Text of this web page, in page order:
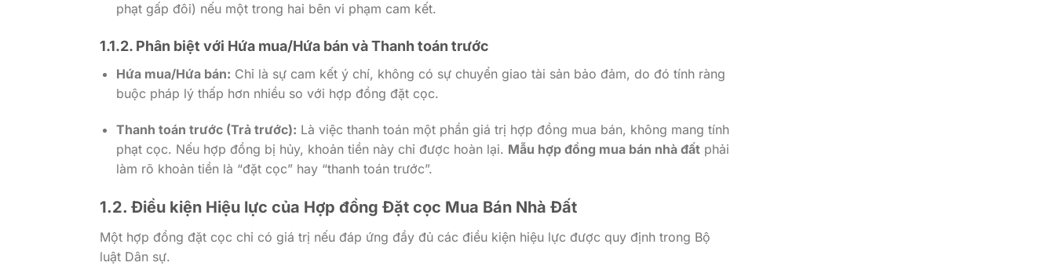
phạt gấp đôi) nếu một trong hai bên vi phạm cam kết.
1.1.2. Phân biệt với Hứa mua/Hứa bán và Thanh toán trước
Hứa mua/Hứa bán: Chỉ là sự cam kết ý chí, không có sự chuyển giao tài sản bảo đảm, do đó tính ràng
buộc pháp lý thấp hơn nhiều so với hợp đồng đặt cọc.
Thanh toán trước (Trả trước): Là việc thanh toán một phần giá trị hợp đồng mua bán, không mang tính
phạt cọc. Nếu hợp đồng bị hủy, khoản tiền này chỉ được hoàn lại. Mẫu hợp đồng mua bán nhà đấtphải
làm rõ khoản tiền là “đặt cọc” hay “thanh toán trước”.
1.2. Điều kiện Hiệu lực của Hợp đồng Đặt cọc Mua Bán Nhà Đất
Một hợp đồng đặt cọc chỉ có giá trị nếu đáp ứng đầy đủ các điều kiện hiệu lực được quy định trong Bộ
luật Dân sự.